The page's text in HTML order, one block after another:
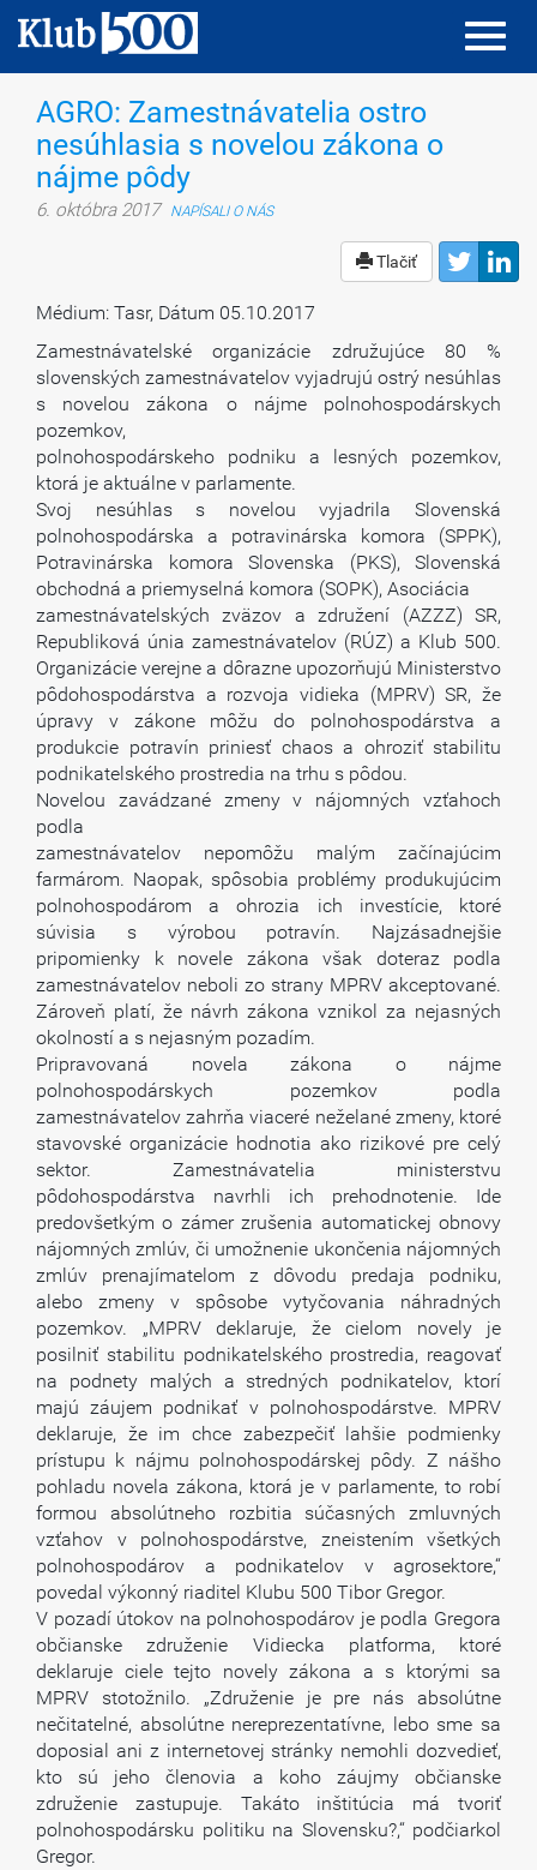
AGRO: Zamestnávatelia ostro
nesúhlasia s novelou zákona o
nájme pôdy
6. októbra 2017 NAPÍSALI O NÁS
Tlačiť
Médium: Tasr, Dátum 05.10.2017
Zamestnávatelské organizácie združujúce 80 %
slovenských zamestnávatelov vyjadrujú ostrý nesúhlas
s novelou zákona o nájme polnohospodárskych
pozemkov,
polnohospodárskeho podniku a lesných pozemkov,
ktorá je aktuálne v parlamente.
Svoj nesúhlas s novelou vyjadrila Slovenská
polnohospodárska a potravinárska komora (SPPK),
Potravinárska komora Slovenska (PKS), Slovenská
obchodná a priemyselná komora (SOPK), Asociácia
zamestnávatelských zväzov a združení (AZZZ) SR,
Republiková únia zamestnávatelov (RÚZ) a Klub 500.
Organizácie verejne a dôrazne upozorňujú Ministerstvo
pôdohospodárstva a rozvoja vidieka (MPRV) SR, že
úpravy v zákone môžu do polnohospodárstva a
produkcie potravín priniesť chaos a ohroziť stabilitu
podnikatelského prostredia na trhu s pôdou.
Novelou zavádzané zmeny v nájomných vzťahoch
podla
zamestnávatelov nepomôžu malým začínajúcim
farmárom. Naopak, spôsobia problémy produkujúcim
polnohospodárom a ohrozia ich investície, ktoré
súvisia s výrobou potravín. Najzásadnejšie
pripomienky k novele zákona však doteraz podla
zamestnávatelov neboli zo strany MPRV akceptované.
Zároveň platí, že návrh zákona vznikol za nejasných
okolností a s nejasným pozadím.
Pripravovaná novela zákona o nájme
polnohospodárskych pozemkov podla
zamestnávatelov zahrňa viaceré neželané zmeny, ktoré
stavovské organizácie hodnotia ako rizikové pre celý
sektor. Zamestnávatelia ministerstvu
pôdohospodárstva navrhli ich prehodnotenie. Ide
predovšetkým o zámer zrušenia automatickej obnovy
nájomných zmlúv, či umožnenie ukončenia nájomných
zmlúv prenajímatelom z dôvodu predaja podniku,
alebo zmeny v spôsobe vytyčovania náhradných
pozemkov. „MPRV deklaruje, že cielom novely je
posilniť stabilitu podnikatelského prostredia, reagovať
na podnety malých a stredných podnikatelov, ktorí
majú záujem podnikať v polnohospodárstve. MPRV
deklaruje, že im chce zabezpečiť lahšie podmienky
prístupu k nájmu polnohospodárskej pôdy. Z nášho
pohladu novela zákona, ktorá je v parlamente, to robí
formou absolútneho rozbitia súčasných zmluvných
vzťahov v polnohospodárstve, zneistením všetkých
polnohospodárov a podnikatelov v agrosektore,“
povedal výkonný riaditel Klubu 500 Tibor Gregor.
V pozadí útokov na polnohospodárov je podla Gregora
občianske združenie Vidiecka platforma, ktoré
deklaruje ciele tejto novely zákona a s ktorými sa
MPRV stotožnilo. „Združenie je pre nás absolútne
nečitatelné, absolútne nereprezentatívne, lebo sme sa
doposial ani z internetovej stránky nemohli dozvedieť,
kto sú jeho členovia a koho záujmy občianske
združenie zastupuje. Takáto inštitúcia má tvoriť
polnohospodársku politiku na Slovensku?,“ podčiarkol
Gregor.